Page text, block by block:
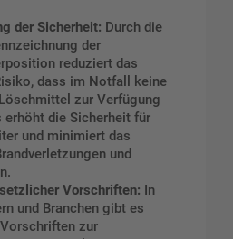
der Sicherheit: Durch die
der
reduziert das
dass im Notfall keine
zur Verfügung
erhöht die Sicherheit für
und minimiert das
und
Vorschriften: In
und Branchen gibt es
zur